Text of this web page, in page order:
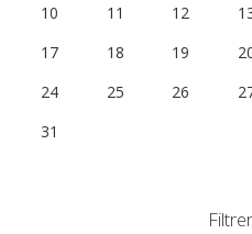
10
11 12
17
18 19
24
25 26
31